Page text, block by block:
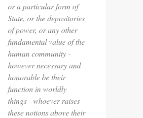
or a particular form of
State, or the depositories
of power, or any other
fundamental value of the
human community -
however necessary and
honorable be their
function in worldly
things - whoever raises
these notions above their